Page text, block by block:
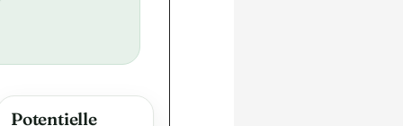
Potentielle